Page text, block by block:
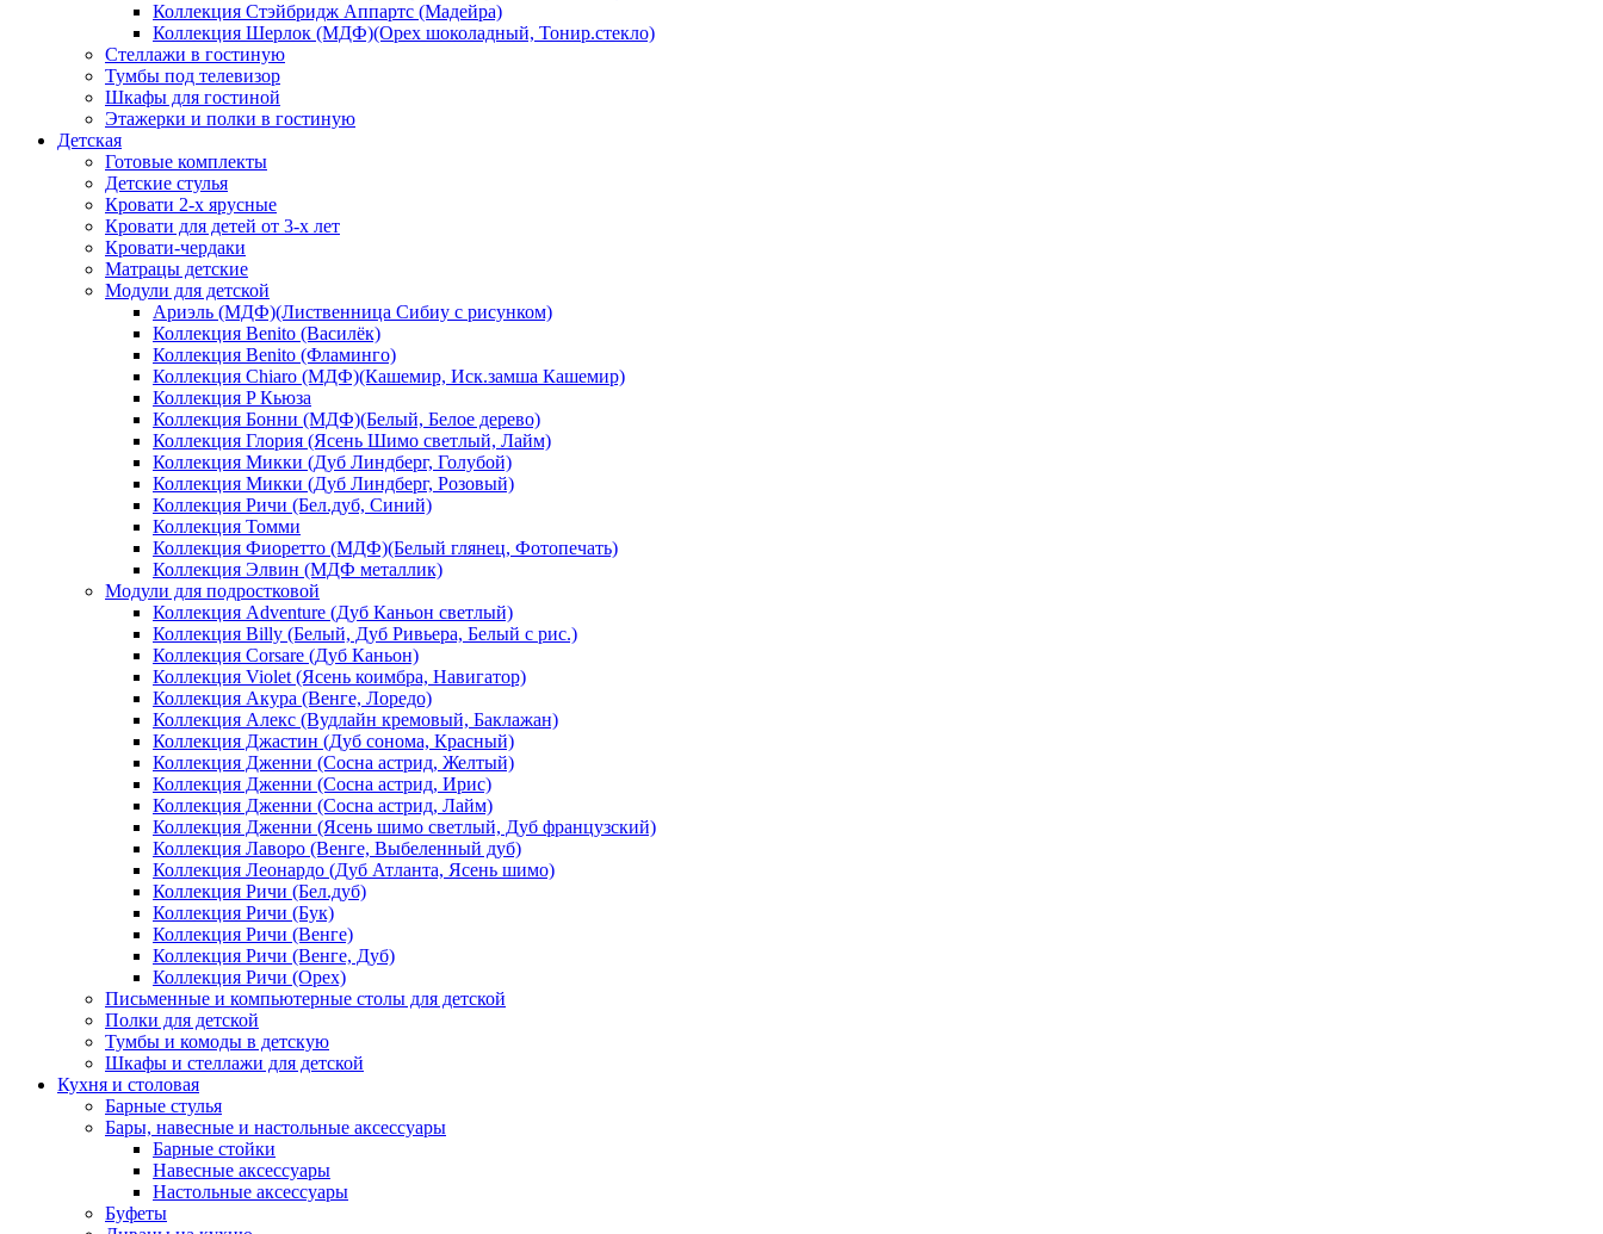
Коллекция Стэйбридж Аппартс (Мадейра)
Коллекция Шерлок (МДФ)(Орех шоколадный, Тонир.стекло)
Стеллажи в гостиную
Тумбы под телевизор
Шкафы для гостиной
Этажерки и полки в гостиную
Детская
Готовые комплекты
Детские стулья
Кровати 2-х ярусные
Кровати для детей от 3-х лет
Кровати-чердаки
Матрацы детские
Модули для детской
Ариэль (МДФ)(Лиственница Сибиу с рисунком)
Коллекция Benito (Василёк)
Коллекция Benito (Фламинго)
Коллекция Chiaro (МДФ)(Кашемир, Иск.замша Кашемир)
Коллекция P Кьюза
Коллекция Бонни (МДФ)(Белый, Белое дерево)
Коллекция Глория (Ясень Шимо светлый, Лайм)
Коллекция Микки (Дуб Линдберг, Голубой)
Коллекция Микки (Дуб Линдберг, Розовый)
Коллекция Ричи (Бел.дуб, Синий)
Коллекция Томми
Коллекция Фиоретто (МДФ)(Белый глянец, Фотопечать)
Коллекция Элвин (МДФ металлик)
Модули для подростковой
Коллекция Adventure (Дуб Каньон светлый)
Коллекция Billy (Белый, Дуб Ривьера, Белый с рис.)
Коллекция Corsare (Дуб Каньон)
Коллекция Violet (Ясень коимбра, Навигатор)
Коллекция Акура (Венге, Лоредо)
Коллекция Алекс (Вудлайн кремовый, Баклажан)
Коллекция Джастин (Дуб сонома, Красный)
Коллекция Дженни (Cосна астрид, Желтый)
Коллекция Дженни (Cосна астрид, Ирис)
Коллекция Дженни (Cосна астрид, Лайм)
Коллекция Дженни (Ясень шимо светлый, Дуб французский)
Коллекция Лаворо (Венге, Выбеленный дуб)
Коллекция Леонардо (Дуб Атланта, Ясень шимо)
Коллекция Ричи (Бел.дуб)
Коллекция Ричи (Бук)
Коллекция Ричи (Венге)
Коллекция Ричи (Венге, Дуб)
Коллекция Ричи (Орех)
Письменные и компьютерные столы для детской
Полки для детской
Тумбы и комоды в детскую
Шкафы и стеллажи для детской
Кухня и столовая
Барные стулья
Бары, навесные и настольные аксессуары
Барные стойки
Навесные аксессуары
Настольные аксессуары
Буфеты